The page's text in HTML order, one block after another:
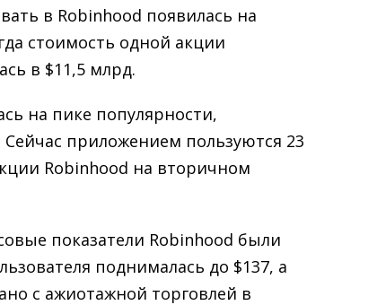
в Robinhood появилась на
стоимость одной акции
в $11,5 млрд.
на пике популярности,
приложением пользуются 23
Robinhood на вторичном
показатели Robinhood были
поднималась до $137, а
с ажиотажной торговлей в